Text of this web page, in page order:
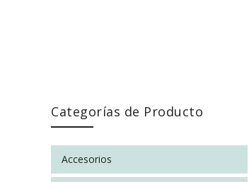
Skip to content
Categorías de Producto
Accesorios